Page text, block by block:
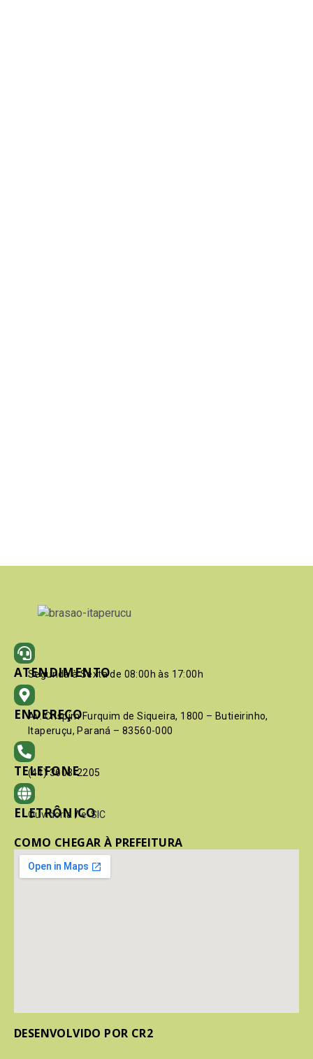
ATENDIMENTO
Segunda à Sexta de 08:00h às 17:00h
ENDEREÇO
Av. Crispim Furquim de Siqueira, 1800 – Butieirinho,
Itaperuçu, Paraná – 83560-000
TELEFONE
(41) 3603-2205
ELETRÔNICO
Ouvidoria / e-SIC
COMO CHEGAR À PREFEITURA
DESENVOLVIDO POR CR2